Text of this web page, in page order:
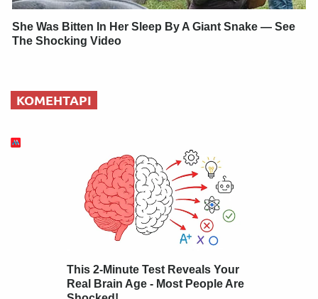
She Was Bitten In Her Sleep By A Giant Snake — See
The Shocking Video
КОМЕНТАРІ